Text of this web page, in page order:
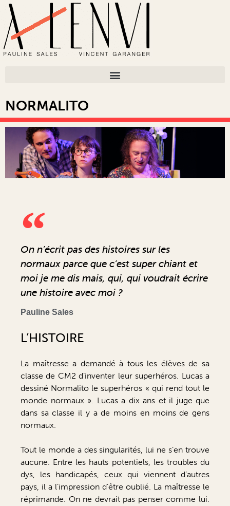
NORMALITO
On n’écrit pas des histoires sur les
normaux parce que c’est super chiant et
moi je me dis mais, qui, qui voudrait écrire
une histoire avec moi ?
Pauline Sales
L’HISTOIRE
La maîtresse a demandé à tous les élèves de sa
classe de CM2 d’inventer leur superhéros. Lucas a
dessiné Normalito le superhéros « qui rend tout le
monde normaux ». Lucas a dix ans et il juge que
dans sa classe il y a de moins en moins de gens
normaux.
Tout le monde a des singularités, lui ne s’en trouve
aucune. Entre les hauts potentiels, les troubles du
dys, les handicapés, ceux qui viennent d’autres
pays, il a l’impression d’être oublié. La maîtresse le
réprimande. On ne devrait pas penser comme lui.